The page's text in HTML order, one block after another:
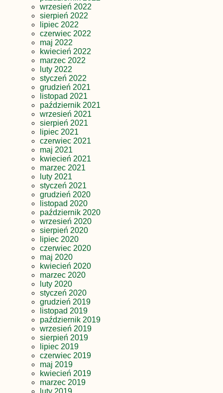
wrzesień 2022
sierpień 2022
lipiec 2022
czerwiec 2022
maj 2022
kwiecień 2022
marzec 2022
luty 2022
styczeń 2022
grudzień 2021
listopad 2021
październik 2021
wrzesień 2021
sierpień 2021
lipiec 2021
czerwiec 2021
maj 2021
kwiecień 2021
marzec 2021
luty 2021
styczeń 2021
grudzień 2020
listopad 2020
październik 2020
wrzesień 2020
sierpień 2020
lipiec 2020
czerwiec 2020
maj 2020
kwiecień 2020
marzec 2020
luty 2020
styczeń 2020
grudzień 2019
listopad 2019
październik 2019
wrzesień 2019
sierpień 2019
lipiec 2019
czerwiec 2019
maj 2019
kwiecień 2019
marzec 2019